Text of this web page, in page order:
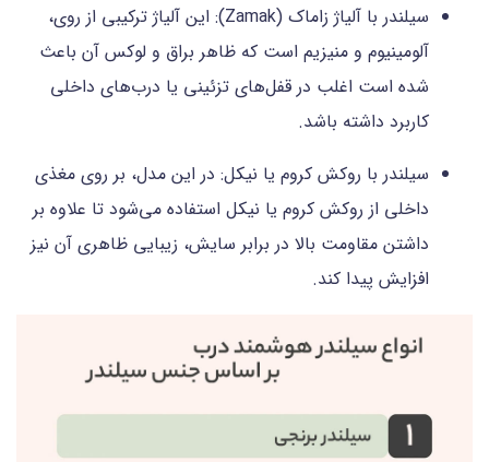
سیلندر با آلیاژ زاماک (Zamak): این آلیاژ ترکیبی از روی،
آلومینیوم و منیزیم است که ظاهر براق و لوکس آن باعث
شده است اغلب در قفل‌های تزئینی یا درب‌های داخلی
کاربرد داشته باشد.
سیلندر با روکش کروم یا نیکل: در این مدل، بر روی مغذی
داخلی از روکش کروم یا نیکل استفاده می‌شود تا علاوه بر
داشتن مقاومت بالا در برابر سایش، زیبایی ظاهری آن نیز
افزایش پیدا کند.